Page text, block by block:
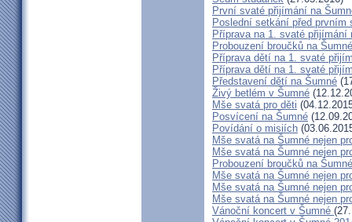
První svaté přijímání na
Poslední setkání před
Příprava na 1. svaté přijímání
Probouzení broučků na
Příprava dětí na 1. svaté
Příprava dětí na 1. svaté
Představení dětí na Šumné
Živý betlém v Šumné
Mše svatá pro děti
Posvícení na Šumné
Povídání o misiích
Mše svatá na Šumné nejen
Mše svatá na Šumné nejen
Probouzení broučků na Šumné
Mše svatá na Šumné nejen
Mše svatá na Šumné nejen
Mše svatá na Šumné nejen
Vánoční koncert v Šumné